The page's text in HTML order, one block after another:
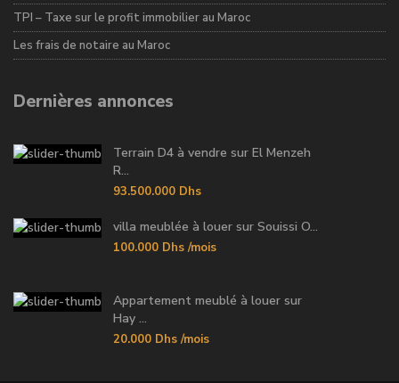
TPI – Taxe sur le profit immobilier au Maroc
Les frais de notaire au Maroc
Dernières annonces
Terrain D4 à vendre sur El Menzeh
R...
93.500.000 Dhs
villa meublée à louer sur Souissi O...
100.000 Dhs /mois
Appartement meublé à louer sur
Hay ...
20.000 Dhs /mois